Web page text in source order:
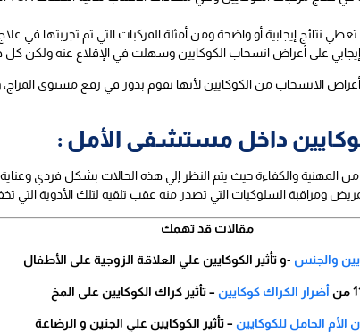
نتائج إيجابية أو واضحة ومن أمثلة المركبات التي تم تجربتها في
على أعراض انسحاب الكوكايين وسهلت في الإقلاع عنه ولكن كل
أعراض الانسحاب من الكوكايين لأنها تقوم بدور في رفع مستوى المزاج،
داخل مستشفى الأمل :
المهنية والكفاءة حيث يتم النظر إلي هذه الحالات بشكل فردي وعناية
المريض ومراقبة السلوكيات التي تصدر منه عقب تلقيه لتلك الأدوية
مقالات قد تهمك
والجنس -و تأثير الكوكايين علي العلاقة الزوجية على الأطفال
11 من أضرار الكراك كوكايين – تأثير كراك الكوكايين على المخ
الأم الحامل للكوكايين – تأثير الكوكايين علي الجنين و الرضاعة